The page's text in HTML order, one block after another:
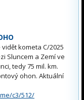
kometa C/2025
Sluncem a Zemí ve
tedy 75 mil. km.
ohon. Aktuální
c3/512/